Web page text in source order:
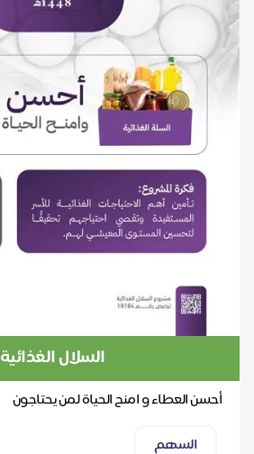
السلال الغذائية
أحسن العطاء و امنح الحياة لمن يحتاجون
السهم